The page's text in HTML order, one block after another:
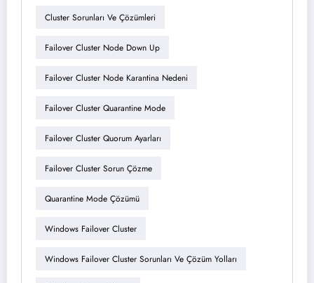
Cluster Sorunları Ve Çözümleri
Failover Cluster Node Down Up
Failover Cluster Node Karantina Nedeni
Failover Cluster Quarantine Mode
Failover Cluster Quorum Ayarları
Failover Cluster Sorun Çözme
Quarantine Mode Çözümü
Windows Failover Cluster
Windows Failover Cluster Sorunları Ve Çözüm Yolları